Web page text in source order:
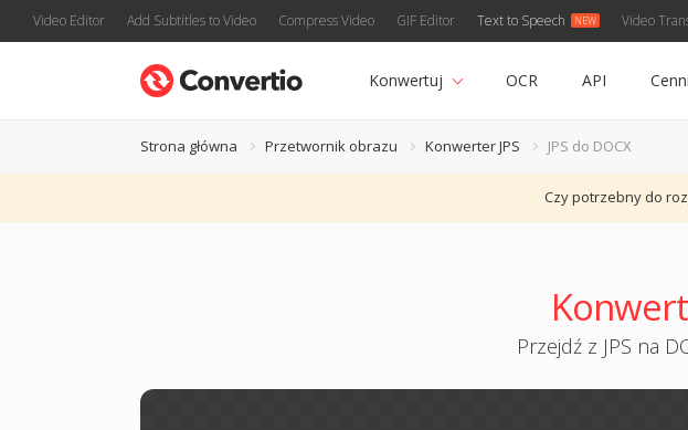
Video Editor Add Subtitles to Video Compress Video GIF Editor Text to Speech Video
Konwertuj OCR API
Strona główna Przetwornik obrazu Konwerter JPS JPS do DOCX
Czy potrzebny do
Przejdź z JPS na